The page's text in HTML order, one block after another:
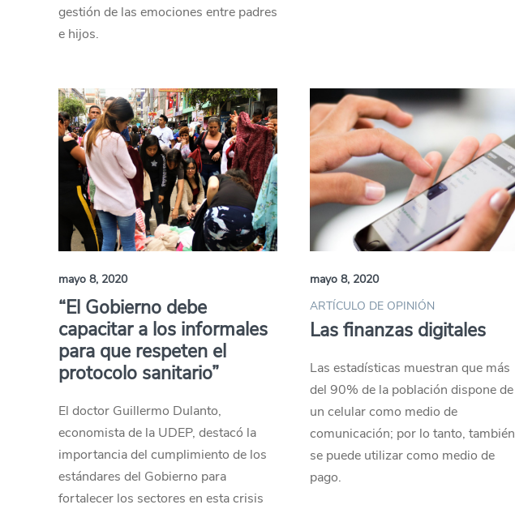
gestión de las emociones entre padres
e hijos.
mayo 8, 2020
“El Gobierno debe
capacitar a los informales
para que respeten el
protocolo sanitario”
El doctor Guillermo Dulanto,
economista de la UDEP, destacó la
importancia del cumplimiento de los
estándares del Gobierno para
fortalecer los sectores en esta crisis
mayo 8, 2020
ARTÍCULO DE OPINIÓN
Las finanzas digitales
Las estadísticas muestran que más
del 90% de la población dispone de
un celular como medio de
comunicación; por lo tanto, también
se puede utilizar como medio de
pago.